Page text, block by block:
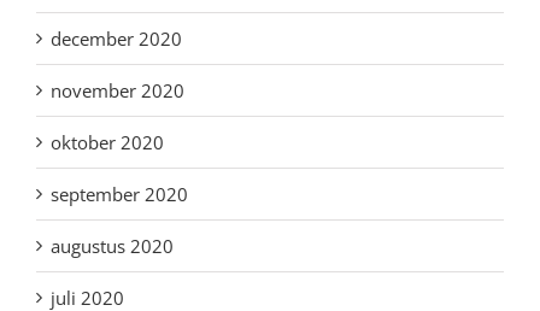
december 2020
november 2020
oktober 2020
september 2020
augustus 2020
juli 2020